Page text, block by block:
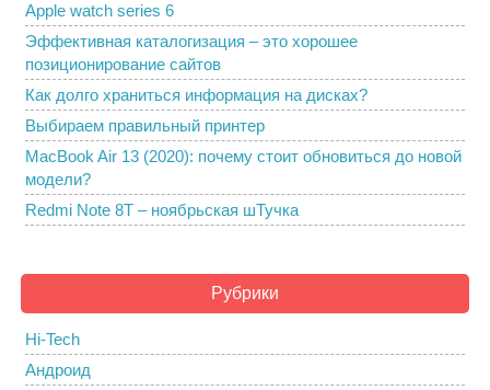
Apple watch series 6
Эффективная каталогизация – это хорошее
позиционирование сайтов
Как долго храниться информация на дисках?
Выбираем правильный принтер
MacBook Air 13 (2020): почему стоит обновиться до новой
модели?
Redmi Note 8T – ноябрьская шТучка
Рубрики
Hi-Tech
Андроид